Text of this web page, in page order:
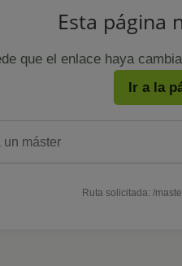
Esta página
que el enlace haya
Ir a la
Ruta solicitada: /